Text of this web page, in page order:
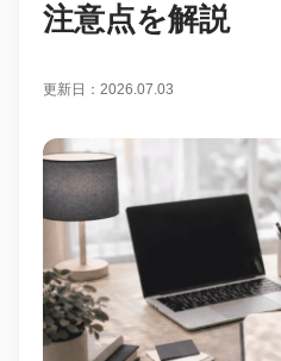
注意点を解説
更新日：2026.07.03